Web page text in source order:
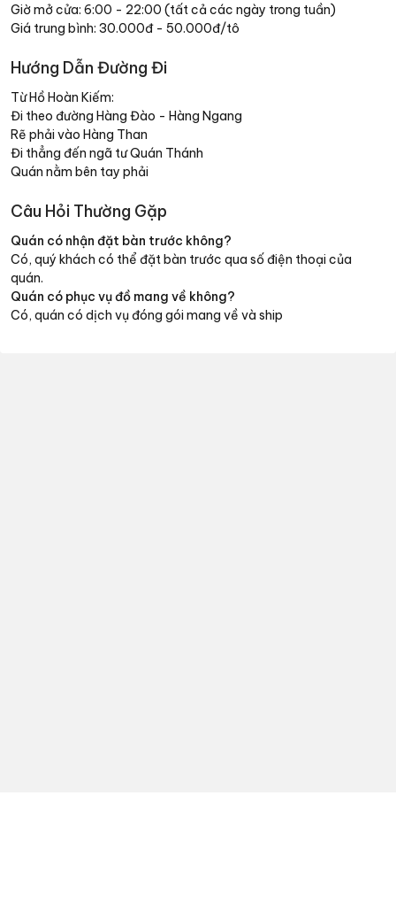
Giờ mở cửa: 6:00 - 22:00 (tất cả các ngày trong tuần)
Giá trung bình: 30.000đ - 50.000đ/tô
Hướng Dẫn Đường Đi
Từ Hồ Hoàn Kiếm:
Đi theo đường Hàng Đào - Hàng Ngang
Rẽ phải vào Hàng Than
Đi thẳng đến ngã tư Quán Thánh
Quán nằm bên tay phải
Câu Hỏi Thường Gặp
Quán có nhận đặt bàn trước không?
Có, quý khách có thể đặt bàn trước qua số điện thoại của
quán.
Quán có phục vụ đồ mang về không?
Có, quán có dịch vụ đóng gói mang về và ship